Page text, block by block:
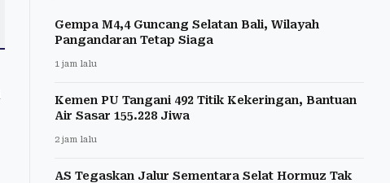
Gempa M4,4 Guncang Selatan Bali, Wilayah
Pangandaran Tetap Siaga
1 jam lalu
Kemen PU Tangani 492 Titik Kekeringan, Bantuan
Air Sasar 155.228 Jiwa
2 jam lalu
AS Tegaskan Jalur Sementara Selat Hormuz Tak